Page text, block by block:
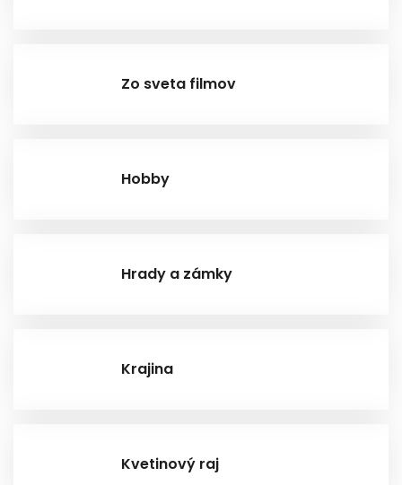
Zo sveta filmov
Hobby
Hrady a zámky
Krajina
Kvetinový raj